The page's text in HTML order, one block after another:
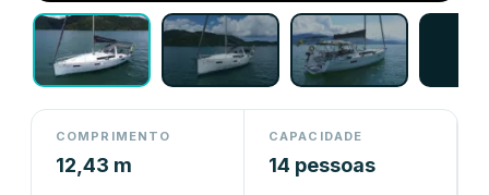
COMPRIMENTO
12,43 m
CAPACIDADE
14 pessoas